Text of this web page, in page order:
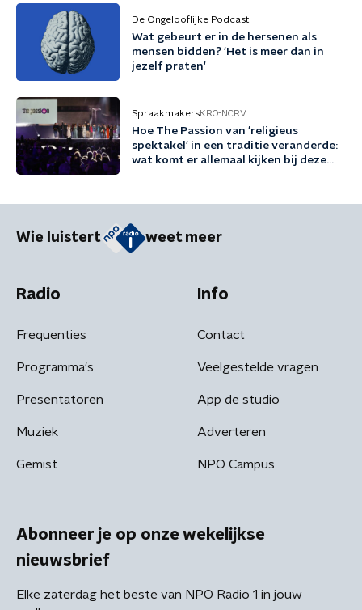
De Ongelooflijke Podcast
Wat gebeurt er in de hersenen als
mensen bidden? 'Het is meer dan in
jezelf praten'
SpraakmakersKRO-NCRV
Hoe The Passion van 'religieus
spektakel' in een traditie veranderde:
wat komt er allemaal kijken bij deze
Wie luistert weet meer
Radio
Frequenties
Programma's
Presentatoren
Muziek
Gemist
Info
Contact
Veelgestelde vragen
App de studio
Adverteren
NPO Campus
Abonneer je op onze wekelijkse
nieuwsbrief
Elke zaterdag het beste van NPO Radio 1 in jouw